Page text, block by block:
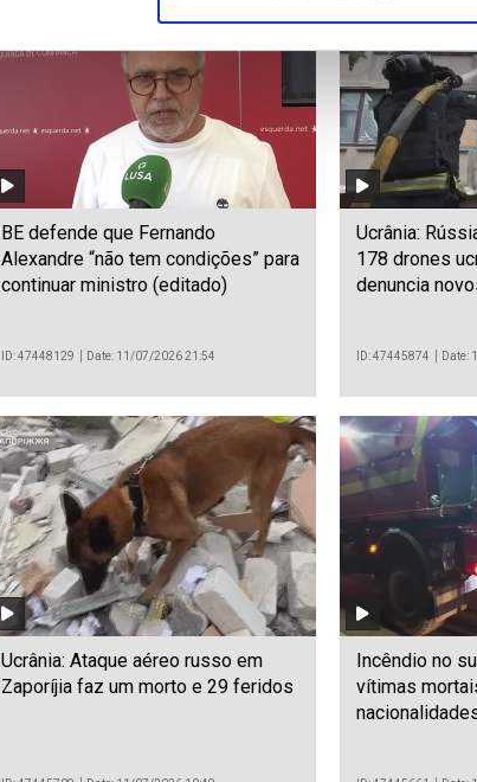
BE defende que Fernando
Alexandre “não tem condições” para
continuar ministro (editado)
ID: 47448129 Date: 11/07/2026 21:54
Ucrânia:
178 drones
denuncia
ID: 47445874 Date:
Ucrânia: Ataque aéreo russo em
Zaporíjia faz um morto e 29 feridos
Incêndio no
vítimas